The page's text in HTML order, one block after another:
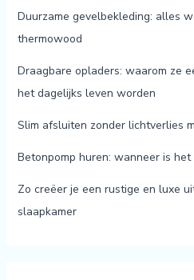
Duurzame gevelbekleding: alles
thermowood
Draagbare opladers: waarom ze
het dagelijks leven worden
Slim afsluiten zonder lichtverlies
Betonpomp huren: wanneer is
Zo creëer je een rustige en luxe
slaapkamer